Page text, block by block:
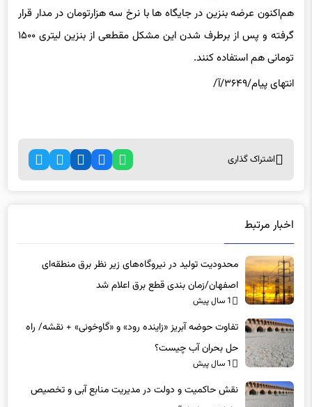
هم‌اکنون عرضه بنزین در جایگاه ها با نرخ سه هزارتومان در مدار قرار
گرفته و پس از برطرف شدن این مشکل مقطعی از بنزین لیتری ۱۵۰۰
تومانی هم استفاده کنند.
انتهای پیام/۳۶۴۹/آ/
اشتراک گذاری
اخبار مرتبط
محدودیت تولید در نیروگاه‌های زیر نظر برق منطقه‌ای
اصفهان/زمان بندی قطع برق اعلام شد
1 سال پیش
تفاوت حوضه آبریز «زاینده رود» و «گاوخونی» + نقشه/ راه
حل بحران آب چیست؟
1 سال پیش
نقش حاکمیت و دولت در مدیریت منابع آبی و تخصیص